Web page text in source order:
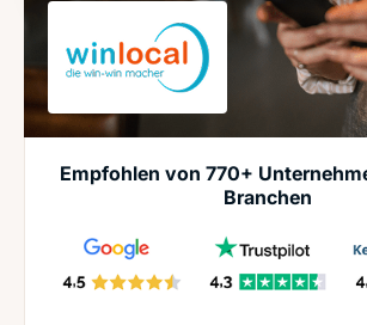
Empfohlen von 770+
Branchen